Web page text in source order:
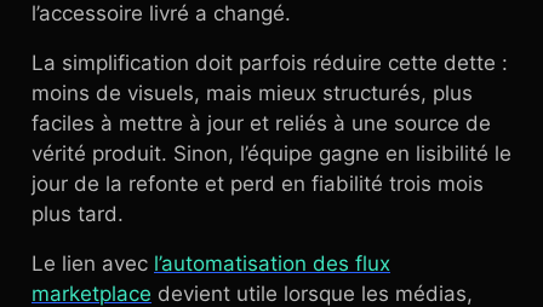
l’accessoire livré a changé.
La simplification doit parfois réduire cette dette :
moins de visuels, mais mieux structurés, plus
faciles à mettre à jour et reliés à une source de
vérité produit. Sinon, l’équipe gagne en lisibilité le
jour de la refonte et perd en fiabilité trois mois
plus tard.
Le lien avec l’automatisation des flux
marketplace devient utile lorsque les médias,